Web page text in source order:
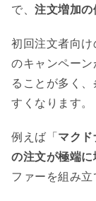
で、 注文増加
初回注文者向
のキャンペー
ることが多く
すくなります。
例えば「マク
の注文が極端に
ファーを組み立